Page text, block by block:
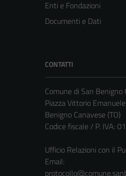
Enti e Fondazioni
Documenti e Dati
CONTATTI
Comune di San Benigno
Piazza Vittorio
Benigno Canavese (TO)
Codice fiscale / P. IVA:
Ufficio Relazioni con il
Email: